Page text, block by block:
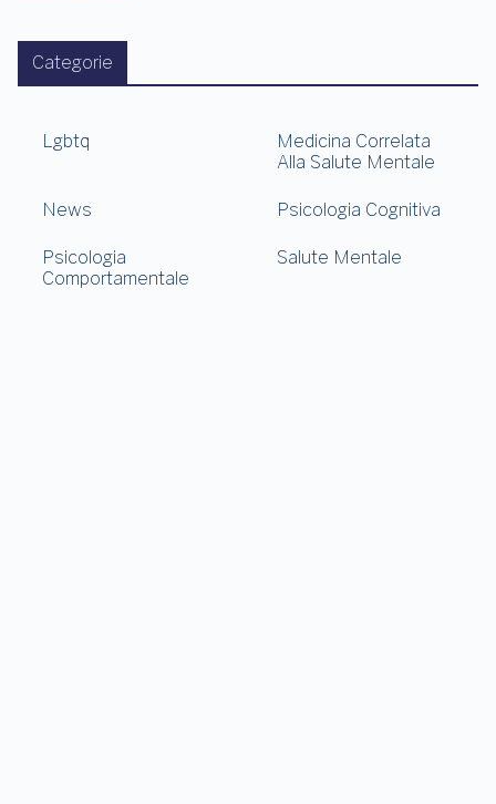
Categorie
Lgbtq
Medicina Correlata
Alla Salute Mentale
News Psicologia Cognitiva
Psicologia
Comportamentale
Salute Mentale